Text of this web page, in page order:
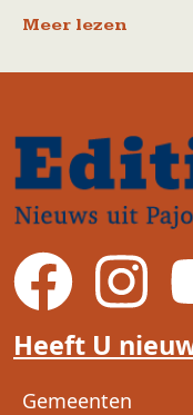
Meer lezen
Heeft U
Voet
Gemeenten